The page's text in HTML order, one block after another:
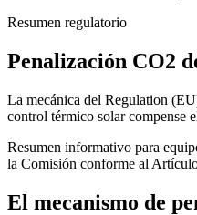
Resumen regulatorio
Penalización CO2
La mecánica del Regulation
control térmico solar compense
Resumen informativo para
la Comisión conforme al
El mecanismo de